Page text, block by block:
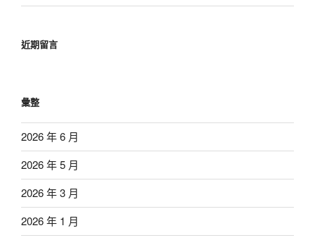
近期留言
彙整
2026 年 6 月
2026 年 5 月
2026 年 3 月
2026 年 1 月